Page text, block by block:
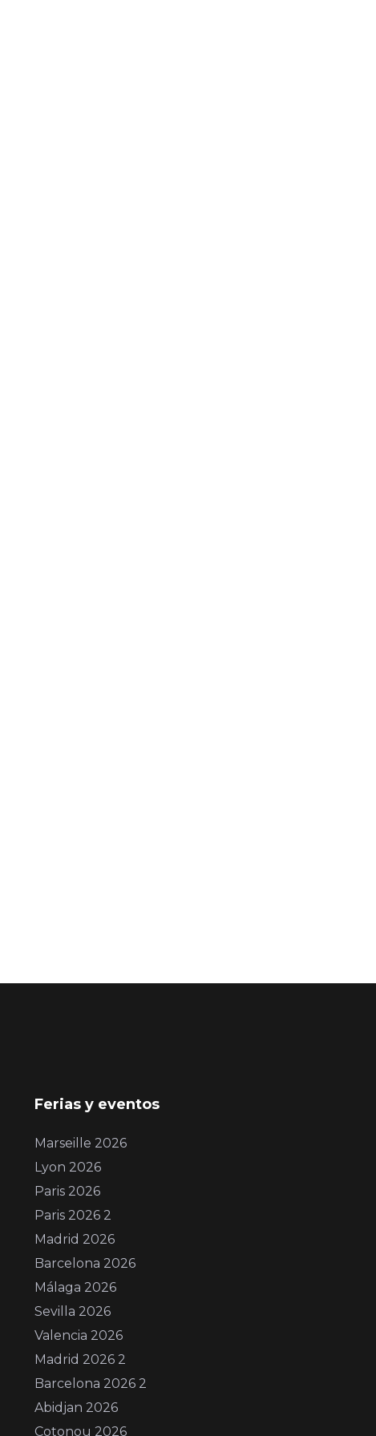
Ferias y eventos
Marseille 2026
Lyon 2026
Paris 2026
Paris 2026 2
Madrid 2026
Barcelona 2026
Málaga 2026
Sevilla 2026
Valencia 2026
Madrid 2026 2
Barcelona 2026 2
Abidjan 2026
Cotonou 2026